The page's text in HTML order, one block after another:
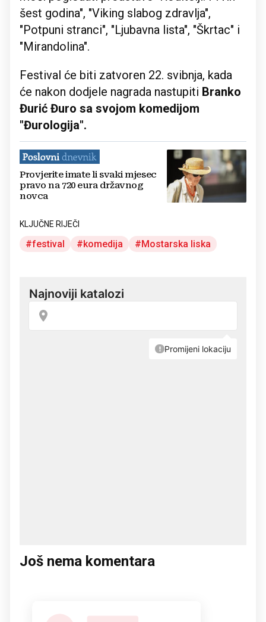
šest godina", "Viking slabog zdravlja",
"Potpuni stranci", "Ljubavna lista", "Škrtac" i
"Mirandolina".
Festival će biti zatvoren 22. svibnja, kada
će nakon dodjele nagrada nastupiti Branko
Đurić Đuro sa svojom komedijom
"Đurologija".
Provjerite imate li svaki mjesec
pravo na 720 eura državnog
novca
KLJUČNE RIJEČI
festival komedija Mostarska liska
Još nema komentara